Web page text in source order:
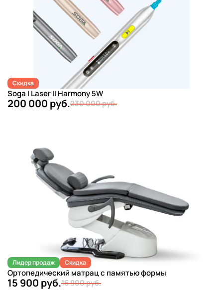
Скидка
Soga I Laser II Harmony 5W
200 000 руб.230 000 руб.
Лидер продаж Скидка
Ортопедический матрац с памятью формы
15 900 руб.16 900 руб.